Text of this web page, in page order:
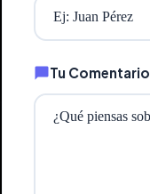
Tu Comentario